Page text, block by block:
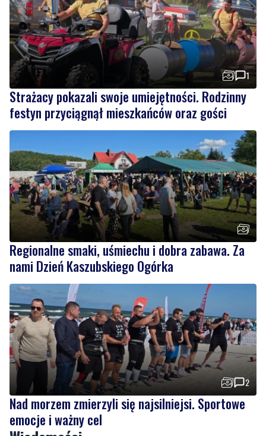
Strażacy pokazali swoje umiejętności. Rodzinny
festyn przyciągnął mieszkańców oraz gości
Regionalne smaki, uśmiechu i dobra zabawa. Za
nami Dzień Kaszubskiego Ogórka